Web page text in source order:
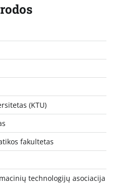
(KTU)
fakultetas
technologijų asociacija